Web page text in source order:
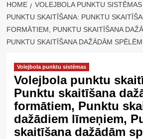
HOME VOLEJBOLA PUNKTU SISTĒMAS
PUNKTU SKAITĪŠANA: PUNKTU
FORMĀTIEM, PUNKTU SKAITĪŠANA
PUNKTU SKAITĪŠANA DAŽĀDĀM SPĒLĒM
Volejbola punktu sistēmas
Volejbola punktu
Punktu skaitīšana
formātiem, Punktu
dažādiem līmeņiem,
skaitīšana dažādām